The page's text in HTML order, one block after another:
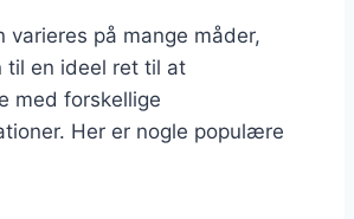
på mange måder,
til en ideel ret til at
med forskellige
Her er nogle populære